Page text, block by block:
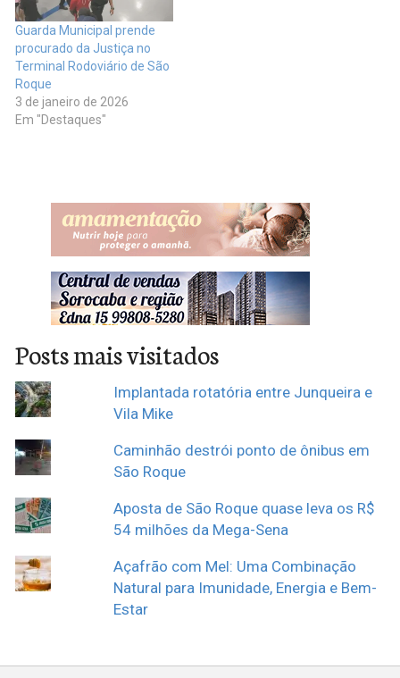
Guarda Municipal prende
procurado da Justiça no
Terminal Rodoviário de São
Roque
3 de janeiro de 2026
Em "Destaques"
Posts mais visitados
Implantada rotatória entre Junqueira e
Vila Mike
Caminhão destrói ponto de ônibus em
São Roque
Aposta de São Roque quase leva os R$
54 milhões da Mega-Sena
Açafrão com Mel: Uma Combinação
Natural para Imunidade, Energia e Bem-
Estar